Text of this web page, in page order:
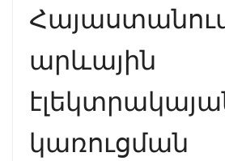
արևային
կառուցման